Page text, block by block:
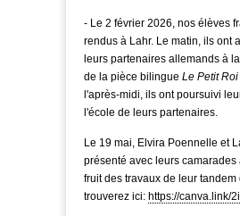
- Le 2 février 2026, nos élèves
rendus à Lahr. Le matin, ils ont
leurs partenaires allemands à
de la pièce bilingue Le Petit
l'après-midi, ils ont poursuivi
l'école de leurs partenaires.
Le 19 mai, Elvira Poennelle et
présenté avec leurs camarades
fruit des travaux de leur tandem
trouverez ici: https://canva.link/